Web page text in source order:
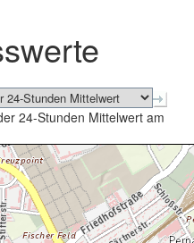
schließen
24-Stunden Mittelwert am